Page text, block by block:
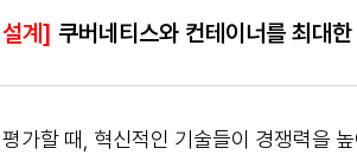
계] 쿠버네티스와 컨테이너를 최대
가할 때, 혁신적인 기술들이 경쟁력을